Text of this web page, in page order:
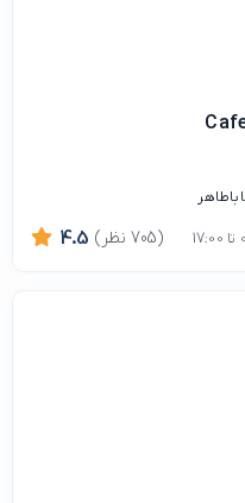
4.5 (705 نظر)